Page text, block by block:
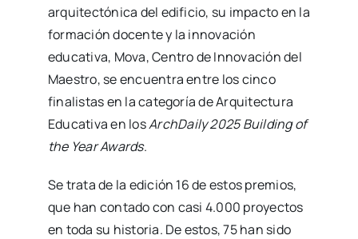
arquitectónica del edificio, su impacto en la
formación docente y la innovación
educativa, Mova, Centro de Innovación del
Maestro, se encuentra entre los cinco
finalistas en la categoría de Arquitectura
Educativa en losArchDaily 2025 Building of
the Year Awards.
Se trata de la edición 16 de estos premios,
que han contado con casi 4.000 proyectos
en toda su historia. De estos, 75 han sido